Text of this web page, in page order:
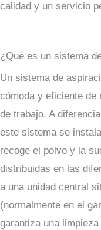
calidad y un servicio
¿Qué es un sistema
Un sistema de
cómoda y eficiente de
de trabajo. A
este sistema se
recoge el polvo y la
distribuidas en las
a una unidad central
(normalmente en el
garantiza una